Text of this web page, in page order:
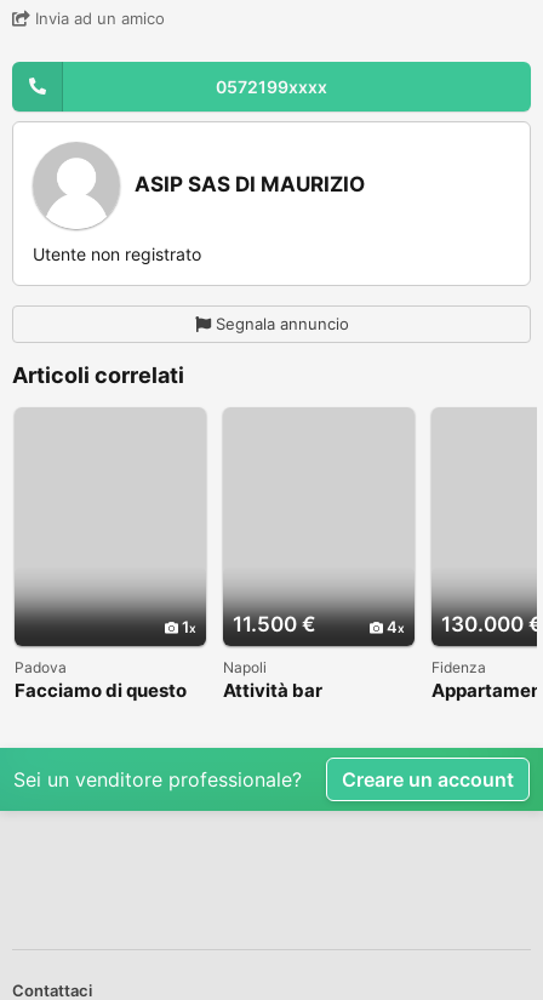
Invia ad un amico
0572199xxxx
ASIP SAS DI MAURIZIO
Utente non registrato
Segnala annuncio
Articoli correlati
1
Padova
Facciamo di questo
11.500 € 4
Napoli
Attività bar
130.000 €
Fidenza
Sei un venditore professionale? Creare un account
Contattaci